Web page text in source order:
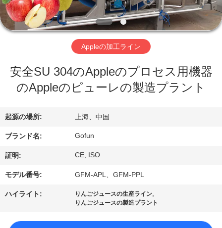
ク
ビ
オ
Appleの加工ライン
安全SU 304のAppleのプロセス用機器
のAppleのピューレの製造プラント
起源の場所: 上海、中国
ブランド名: Gofun
証明: CE, ISO
モデル番号: GFM-APL、GFM-PPL
ハイライト: りんごジュースの生産ライン,
りんごジュースの製造プラント